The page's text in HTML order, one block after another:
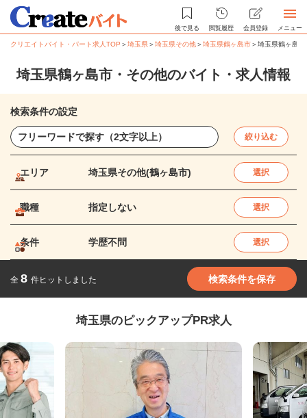
後で見る 閲覧履歴 会員登録 メニュー
クリエイトバイト・パート求人TOP ＞埼玉県＞埼玉県その他＞埼玉県鶴ヶ島市＞埼玉県鶴ヶ島
埼玉県鶴ヶ島市・その他のバイト・求人情報
検索条件の設定
絞り込む
エリア 埼玉県その他(鶴ヶ島市) 選択
職種 指定しない 選択
条件 学歴不問 選択
全 8 件ヒットしました 検索条件を保存
埼玉県のピックアップPR求人